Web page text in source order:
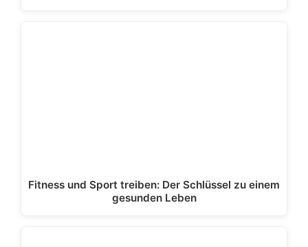
Fitness und Sport treiben: Der Schlüssel zu einem
gesunden Leben